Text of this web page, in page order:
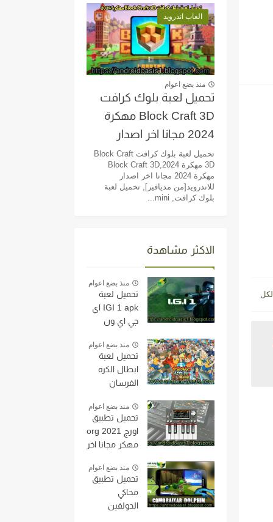
العاب اندرويد
منذ بضع اعوام
تحميل لعبة بلوك كرافت
Block Craft 3D مهكرة
2024 مجانا اخر اصدار
للاندرويد[من مديافير]تحميل لعبة بلوك كرافت Block Craft
3D مهكرة 2024,Block Craft 3D
مهكرة 2024 مجانا اخر اصدار
للاندرويد[من مديافير], تحميل لعبة
بلوك كرافت, mini...
الاكثر مشاهدة
منذ بضع اعوام
تحميل لعبة
IGI 1 apk اي
جي اي ون
للاندرويد
النسخه الاصليه
من مديافير
بحجم خفيف
جدا.
منذ بضع اعوام
تحميل لعبة
ابطال الكره
الفرسان
Eleven على
محاكي
الدولفين
النسخه الاصليه
مجاناً اخر اصدار
للاندرويد
منذ بضع اعوام
تحميل تطبيق
اورج org 2021
مهكر مجانا اخر
للاندرويد
منذ بضع اعوام
تحميل تطبيق
محاكي
الدولفين